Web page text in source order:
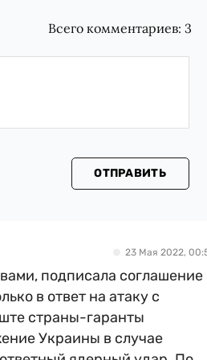
Всего комментариев:3
ОТПРАВИТЬ
23 Мая 2022,
подписала соглашение
в ответ на атаку с
страны-гаранты
Украины в случае